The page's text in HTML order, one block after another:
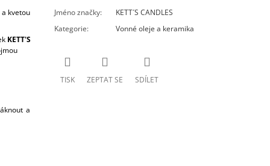
kvetou
KETT'S
a
Jméno značky:
KETT´S CANDLES
Kategorie: Vonné oleje a keramika
TISK ZEPTAT SE SDÍLET